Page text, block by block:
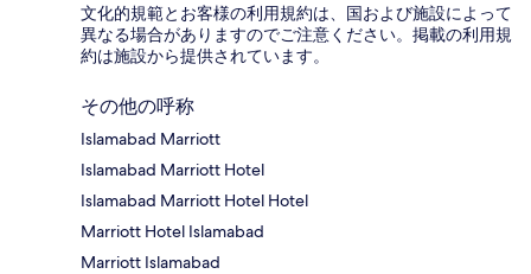
文化的規範とお客様の利用規約は、国および施設によって
異なる場合がありますのでご注意ください。掲載の利用規
約は施設から提供されています。
その他の呼称
Islamabad Marriott
Islamabad Marriott Hotel
Islamabad Marriott Hotel Hotel
Marriott Hotel Islamabad
Marriott Islamabad